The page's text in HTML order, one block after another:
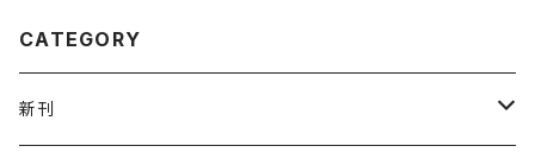
CATEGORY
新刊